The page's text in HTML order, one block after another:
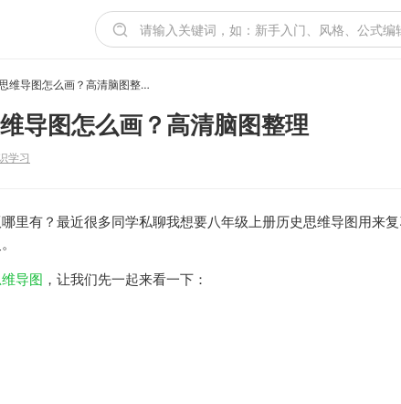
八年级上册历史思维导图怎么画？高清脑图整理
导图怎么画？高清脑图整理
学习
里有？最近很多同学私聊我想要八年级上册历史思维导图用来
导图 ，让我们先一起来看一下：